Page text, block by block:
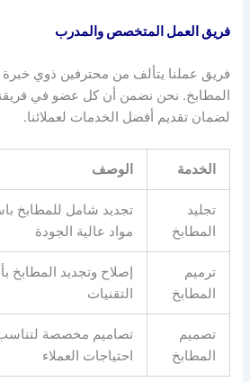
فريق العمل المتخصص والمدرب
فريق عملنا يتألف من محترفين ذوي
المطابخ. نحن نضمن أن كل عضو في
لضمان تقديم أفضل الخدمات لعملائنا.
الخدمة الوصف
تجليد
المطابخ
تجديد شامل للمطابخ
مواد عالية الجودة
ترميم
المطابخ
إصلاح وتجديد المطابخ
التقنيات
تصميم
المطابخ
تصاميم مخصصة
احتياجات العملاء